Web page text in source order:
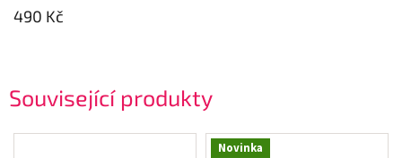
Související produkty
Novinka
490 Kč